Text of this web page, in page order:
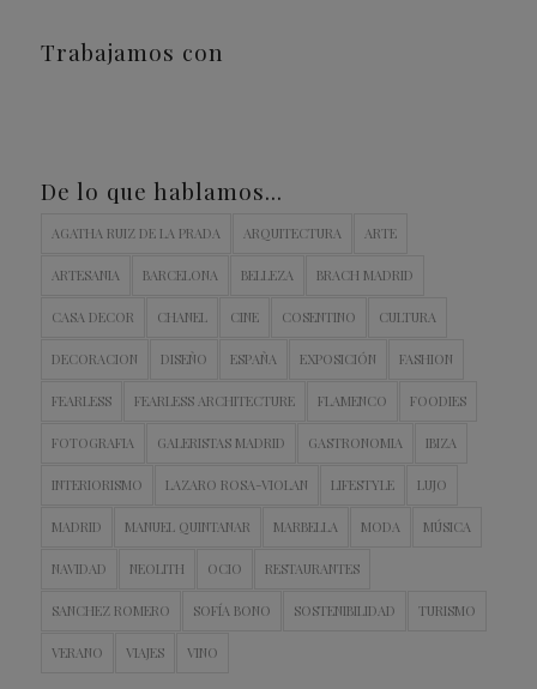
Trabajamos con
De lo que hablamos…
AGATHA RUIZ DE LA PRADA ARQUITECTURA ARTE
ARTESANIA BARCELONA BELLEZA BRACH MADRID
CASA DECOR CHANEL CINE COSENTINO CULTURA
DECORACION DISEÑO ESPAÑA EXPOSICIÓN FASHION
FEARLESS FEARLESS ARCHITECTURE FLAMENCO FOODIES
FOTOGRAFIA GALERISTAS MADRID GASTRONOMIA IBIZA
INTERIORISMO LAZARO ROSA-VIOLAN LIFESTYLE LUJO
MADRID MANUEL QUINTANAR MARBELLA MODA MÚSICA
NAVIDAD NEOLITH OCIO RESTAURANTES
SANCHEZ ROMERO SOFÍA BONO SOSTENIBILIDAD TURISMO
VERANO VIAJES VINO